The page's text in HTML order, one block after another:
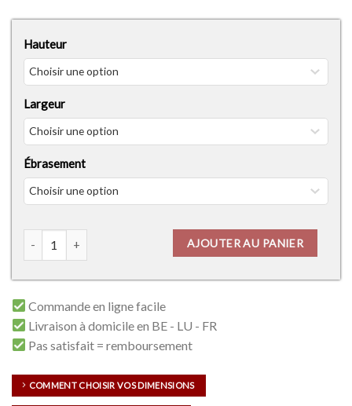
Hauteur
Largeur
Ébrasement
AJOUTER AU PANIER
quantité de Forte M01
Commande en ligne facile
Livraison à domicile en BE - LU - FR
Pas satisfait = remboursement
COMMENT CHOISIR VOS DIMENSIONS